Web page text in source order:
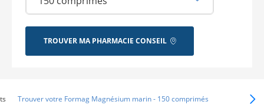
TROUVER MA PHARMACIE CONSEIL
Trouver votre Formag Magnésium marin - 150 comprimés